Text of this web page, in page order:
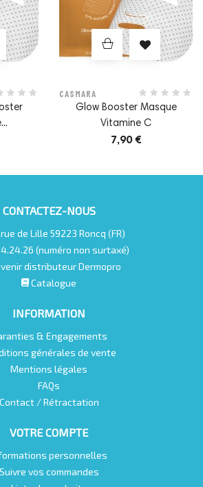
CASMARA
Glow Booster Masque
Vitamine C
7,90 €
CONTACTEZ-NOUS
de Lille 59223 Roncq (FR)
(numéro non surtaxé)
distributeur Dermopro
Catalogue
INFORMATION
& Engagements
générales de vente
Mentions légales
FAQs
Contact / Rétractation
VOTRE COMPTE
personnelles
Suivre vos commandes